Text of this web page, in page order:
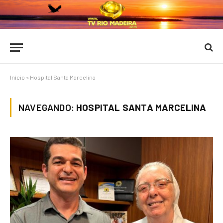
Início » Hospital Santa Marcelina
NAVEGANDO: HOSPITAL SANTA MARCELINA